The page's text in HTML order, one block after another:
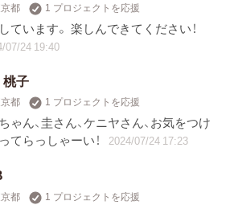
都 1 プロジェクトを応援
ています。 楽しんできてください！
07/24 19:40
桃子
都 1 プロジェクトを応援
ゃん、圭さん、ケニヤさん、お気をつけ
てらっしゃーい！
2024/07/24 17:23
都 1 プロジェクトを応援